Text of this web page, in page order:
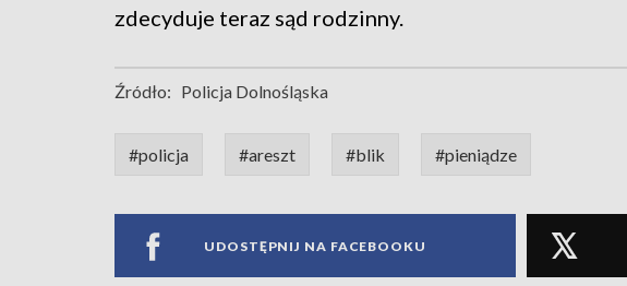
zdecyduje teraz sąd rodzinny.
Źródło: Policja Dolnośląska
#policja #areszt #blik #pieniądze
UDOSTĘPNIJ NA FACEBOOKU